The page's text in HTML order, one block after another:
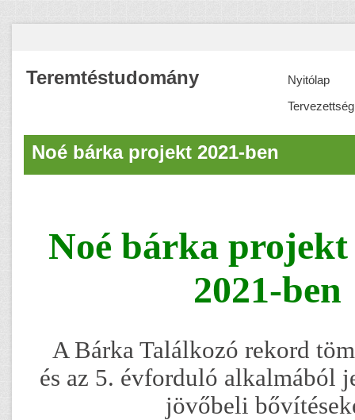
Teremtéstudomány
Nyitólap
Tervezettség
Noé bárka projekt 2021-ben
Noé bárka projekt
2021-ben
A Bárka Találkozó rekord
és az 5. évforduló alkalmából
jövőbeli